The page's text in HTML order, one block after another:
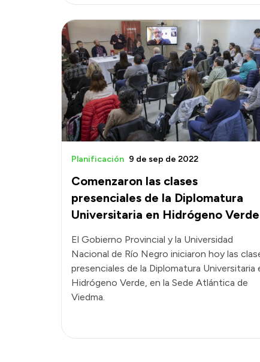
Comenzaron las clases
presenciales de la Diplomatura
Universitaria en Hidrógeno Verde
Planificación 9 de sep de 2022
El Gobierno Provincial y la Universidad
Nacional de Río Negro iniciaron hoy las
presenciales de la Diplomatura Universitaria
Hidrógeno Verde, en la Sede Atlántica de
Viedma.